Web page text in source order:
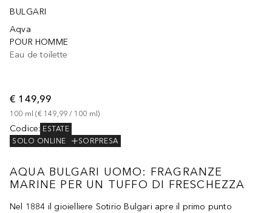
BULGARI
Aqva
POUR HOMME
Eau de toilette
€ 149,99
100 ml (€ 149,99 / 100 ml)
Codice: ESTATE
SOLO ONLINE
SORPRESA
AQUA BULGARI UOMO: FRAGRANZE
MARINE PER UN TUFFO DI FRESCHEZZA
Nel 1884 il gioielliere Sotirio Bulgari apre il primo punto